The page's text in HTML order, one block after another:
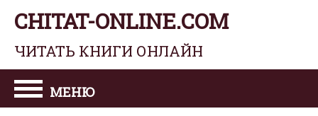
CHITAT-ONLINE.COM
ЧИТАТЬ КНИГИ ОНЛАЙН
МЕНЮ